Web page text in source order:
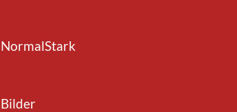
NormalStark
Bilder